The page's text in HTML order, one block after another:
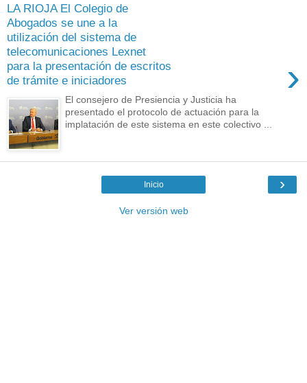
LA RIOJA El Colegio de
Abogados se une a la
utilización del sistema de
telecomunicaciones Lexnet
para la presentación de escritos
de trámite e iniciadores
›
El consejero de Presiencia y Justicia ha
presentado el protocolo de actuación para la
implatación de este sistema en este colectivo ...
›
Inicio
Ver versión web